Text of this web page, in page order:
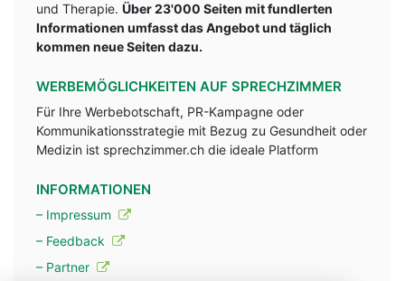
und Therapie. Über 23'000 Seiten mit fundlerten
Informationen umfasst das Angebot und täglich
kommen neue Seiten dazu.
WERBEMÖGLICHKEITEN AUF SPRECHZIMMER
Für Ihre Werbebotschaft, PR-Kampagne oder
Kommunikationsstrategie mit Bezug zu Gesundheit oder
Medizin ist sprechzimmer.ch die ideale Platform
INFORMATIONEN
– Impressum
– Feedback
– Partner